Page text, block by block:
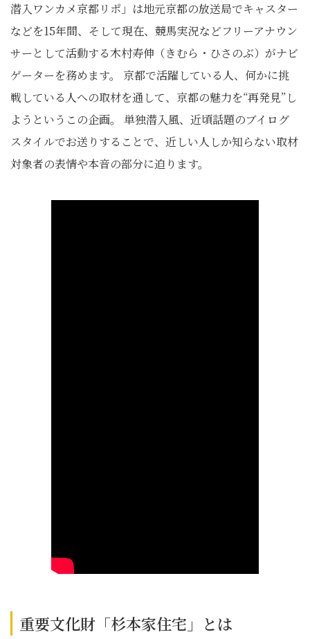
潜入ワンカメ京都リポ」は地元京都の放送局でキャスター
などを15年間、そして現在、競馬実況などフリーアナウン
サーとして活動する木村寿伸（きむら・ひさのぶ）がナビ
ゲーターを務めます。 京都で活躍している人、何かに挑
戦している人への取材を通して、京都の魅力を“再発見”し
ようというこの企画。 単独潜入風、近頃話題のブイログ
スタイルでお送りすることで、近しい人しか知らない取材
対象者の表情や本音の部分に迫ります。
重要文化財「杉本家住宅」とは